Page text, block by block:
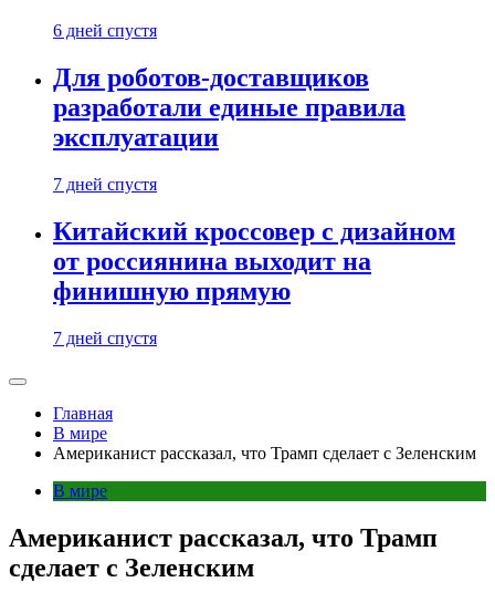
6 дней спустя
Для роботов-доставщиков
разработали единые правила
эксплуатации
7 дней спустя
Китайский кроссовер с дизайном
от россиянина выходит на
финишную прямую
7 дней спустя
Главная
В мире
Американист рассказал, что Трамп сделает с Зеленским
В мире
Американист рассказал, что Трамп
сделает с Зеленским